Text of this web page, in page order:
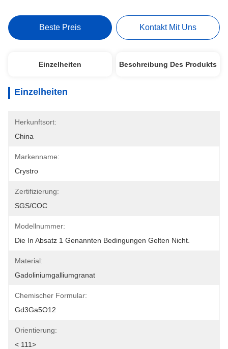
Beste Preis Kontakt Mit Uns
Einzelheiten Beschreibung Des Produkts
Einzelheiten
Herkunftsort:
China
Markenname:
Crystro
Zertifizierung:
SGS/COC
Modellnummer:
Die In Absatz 1 Genannten Bedingungen Gelten Nicht.
Material:
Gadoliniumgalliumgranat
Chemischer Formular:
Gd3Ga5O12
Orientierung:
< 111>